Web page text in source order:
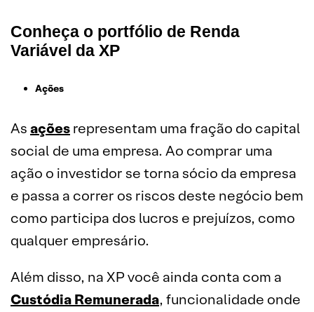
Conheça o portfólio de Renda
Variável da XP
Ações
Asaçõesrepresentam uma fração do capital
social de uma empresa. Ao comprar uma
ação o investidor se torna sócio da empresa
e passa a correr os riscos deste negócio bem
como participa dos lucros e prejuízos, como
qualquer empresário.
Além disso, na XP você ainda conta com a
Custódia Remunerada, funcionalidade onde